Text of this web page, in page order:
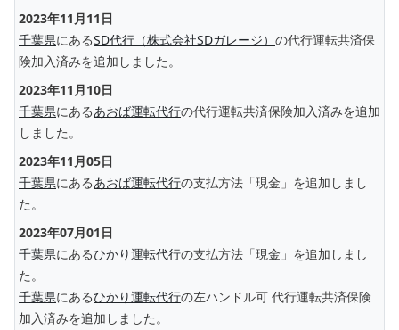
2023年11月11日
千葉県にあるSD代行（株式会社SDガレージ） の代行運転共済保
険加入済みを追加しました。
2023年11月10日
千葉県にあるあおば運転代行の代行運転共済保険加入済みを追加
しました。
2023年11月05日
千葉県にあるあおば運転代行の支払方法「現金」を追加しまし
た。
2023年07月01日
千葉県にあるひかり運転代行の支払方法「現金」を追加しまし
た。
千葉県にあるひかり運転代行の左ハンドル可 代行運転共済保険
加入済みを追加しました。